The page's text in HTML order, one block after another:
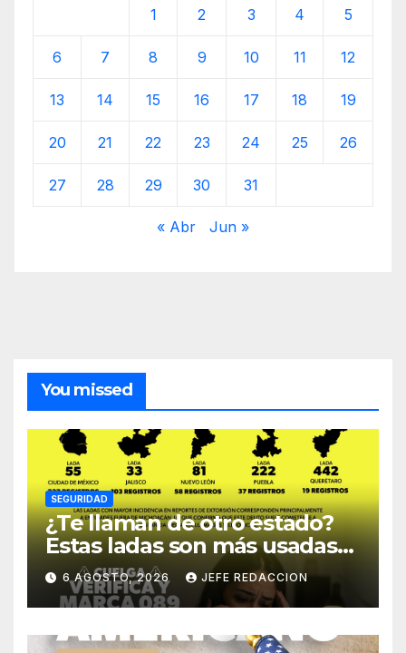
1 2 3 4 5
6 7 8 9 10 11 12
13 14 15 16 17 18 19
20 21 22 23 24 25 26
27 28 29 30 31
« Abr Jun »
You missed
SEGURIDAD
¿Te llaman de otro estado?
Estas ladas son más usadas
para extorsionar en
Michoacán
6 AGOSTO, 2026 JEFE REDACCION